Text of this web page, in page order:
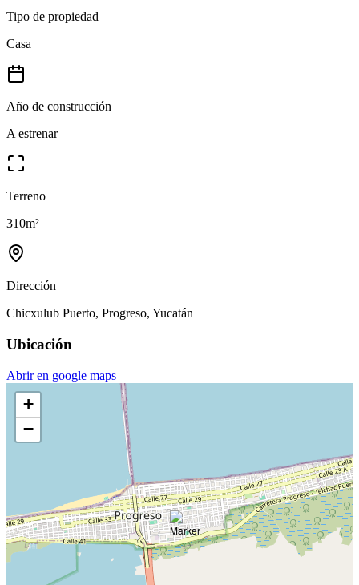
Tipo de propiedad
Casa
Año de construcción
A estrenar
Terreno
310m²
Dirección
Chicxulub Puerto, Progreso, Yucatán
Ubicación
Abrir en google maps
+
−